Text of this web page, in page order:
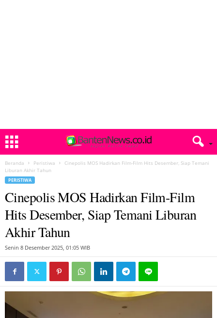
Beranda Peristiwa
Cinepolis MOS Hadirkan Film-Film Hits Desember, Siap Temani
Liburan Akhir Tahun
PERISTIWA
Cinepolis MOS Hadirkan Film-Film
Hits Desember, Siap Temani Liburan
Akhir Tahun
Senin 8 Desember 2025, 01:05 WIB